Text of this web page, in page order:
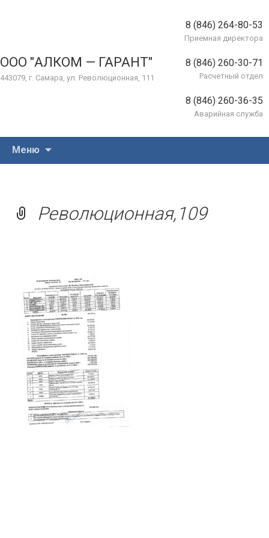
ООО "АЛКОМ — ГАРАНТ"
443079, г. Самара, ул. Революционная, 111
8 (846) 264-80-53
Приемная директора
8 (846) 260-30-71
Расчетный отдел
8 (846) 260-36-35
Аварийная служба
Меню
Революционная,109